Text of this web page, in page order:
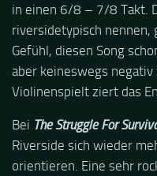
in einen 6/8 – 7/8 Takt.
riversidetypisch nennen,
Gefühl, diesen Song
aber keineswegs
Violinenspielt ziert das
Bei The Struggle For
Riverside sich wieder
orientieren. Eine sehr